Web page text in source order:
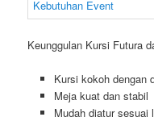
Keunggulan Kursi Futura
Kursi kokoh dengan
Meja kuat dan stabil
Mudah diatur sesuai